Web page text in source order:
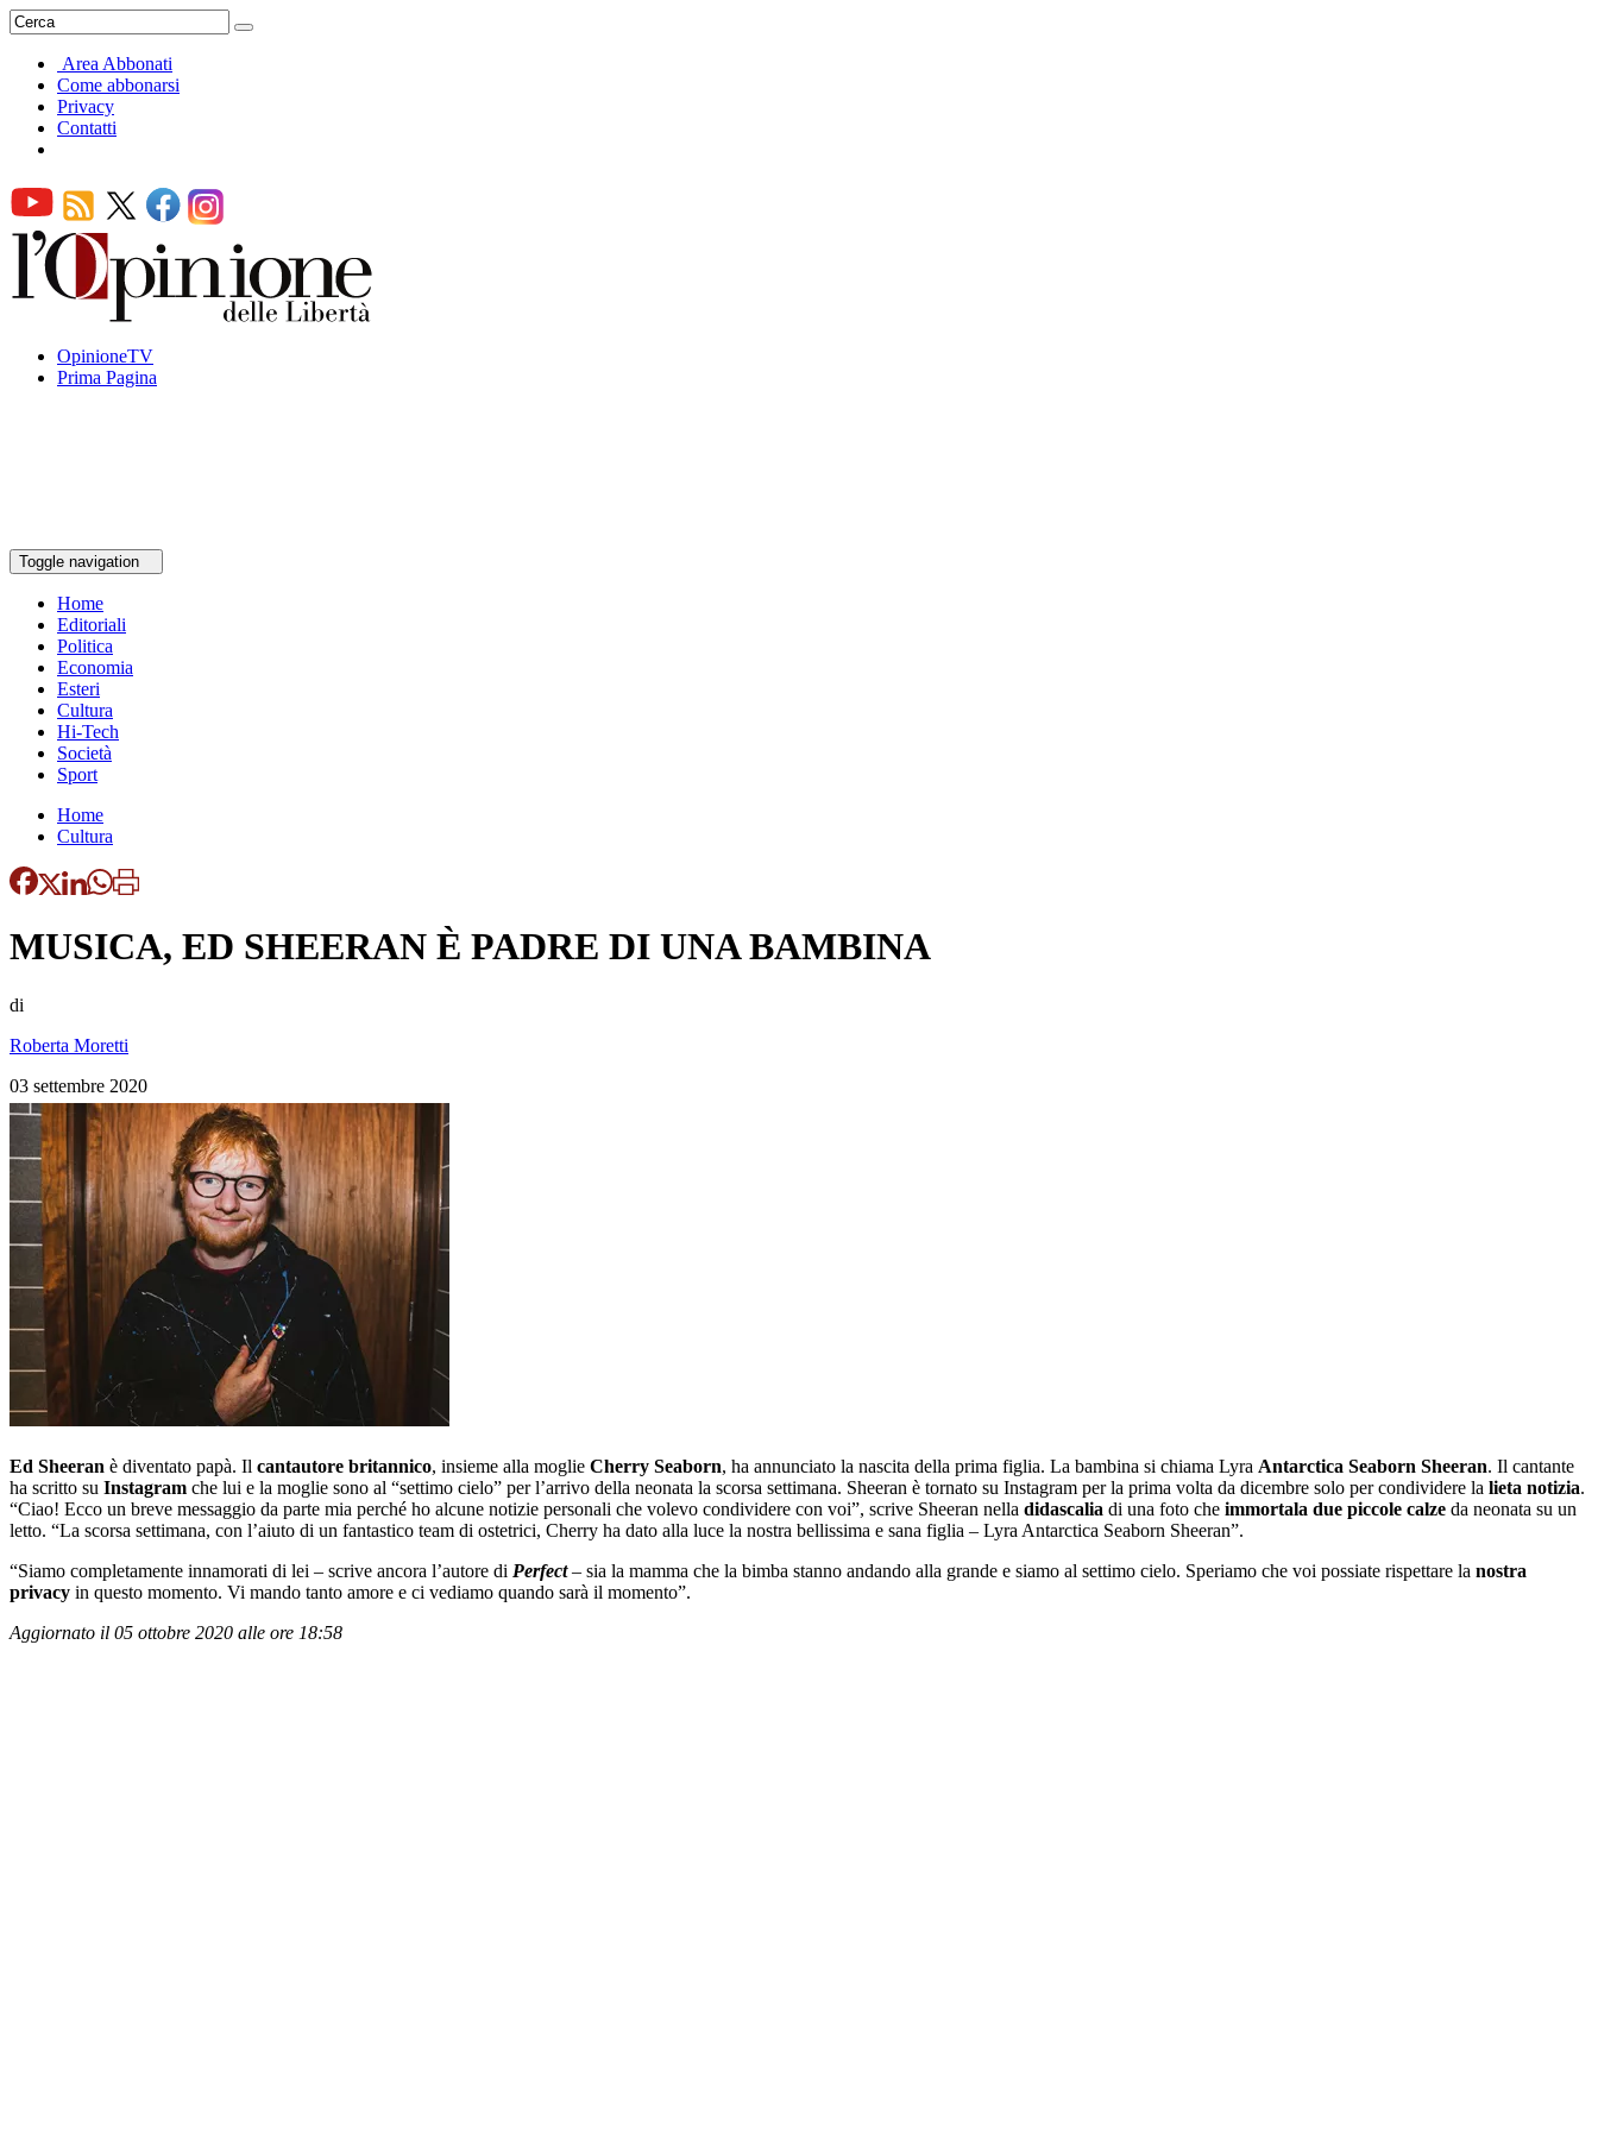
Area Abbonati
Come abbonarsi
Privacy
Contatti
OpinioneTV
Prima Pagina
Toggle navigation
Home
Editoriali
Politica
Economia
Esteri
Cultura
Hi-Tech
Società
Sport
Home
Cultura
MUSICA, ED SHEERAN È PADRE DI UNA BAMBINA
di
Roberta Moretti
03 settembre 2020
Ed Sheeran è diventato papà. Il cantautore britannico, insieme alla moglie Cherry Seaborn, ha annunciato la nascita della prima figlia. La bambina si chiama Lyra Antarctica Seaborn Sheeran. Il cantante
ha scritto su Instagram che lui e la moglie sono al “settimo cielo” per l’arrivo della neonata la scorsa settimana. Sheeran è tornato su Instagram per la prima volta da dicembre solo per condividere la lieta notizia.
“Ciao! Ecco un breve messaggio da parte mia perché ho alcune notizie personali che volevo condividere con voi”, scrive Sheeran nella didascalia di una foto che immortala due piccole calze da neonata su un
letto. “La scorsa settimana, con l’aiuto di un fantastico team di ostetrici, Cherry ha dato alla luce la nostra bellissima e sana figlia – Lyra Antarctica Seaborn Sheeran”.
“Siamo completamente innamorati di lei – scrive ancora l’autore di Perfect– sia la mamma che la bimba stanno andando alla grande e siamo al settimo cielo. Speriamo che voi possiate rispettare la nostra
privacy in questo momento. Vi mando tanto amore e ci vediamo quando sarà il momento”.
Aggiornato il 05 ottobre 2020 alle ore 18:58